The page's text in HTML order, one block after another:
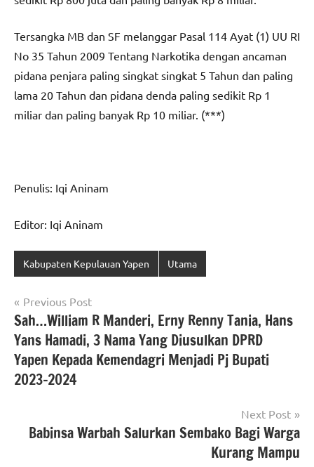
Tersangka MB dan SF melanggar Pasal 114 Ayat (1) UU RI
No 35 Tahun 2009 Tentang Narkotika dengan ancaman
pidana penjara paling singkat singkat 5 Tahun dan paling
lama 20 Tahun dan pidana denda paling sedikit Rp 1
miliar dan paling banyak Rp 10 miliar. (***)
Penulis: Iqi Aninam
Editor: Iqi Aninam
Kabupaten Kepulauan Yapen Utama
Navigasi
pos
Previous Post
Sah…William R Manderi, Erny Renny Tania, Hans
Yans Hamadi, 3 Nama Yang Diusulkan DPRD
Yapen Kepada Kemendagri Menjadi Pj Bupati
2023-2024
Next Post
Babinsa Warbah Salurkan Sembako Bagi Warga
Kurang Mampu